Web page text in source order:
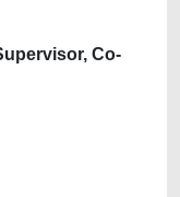
Co-